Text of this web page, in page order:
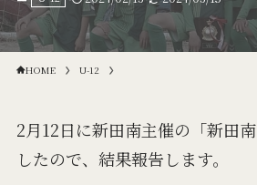
HOME U-12
2月12日に新田南主催の「新田
したので、結果報告します。